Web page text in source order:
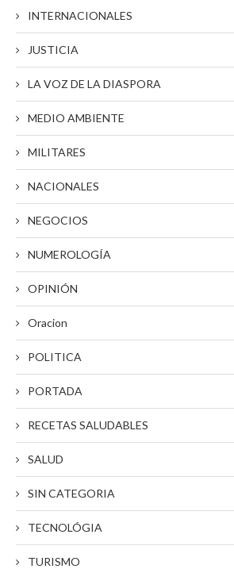
INTERNACIONALES
JUSTICIA
LA VOZ DE LA DIASPORA
MEDIO AMBIENTE
MILITARES
NACIONALES
NEGOCIOS
NUMEROLOGÍA
OPINIÓN
Oracion
POLITICA
PORTADA
RECETAS SALUDABLES
SALUD
SIN CATEGORIA
TECNOLÓGIA
TURISMO